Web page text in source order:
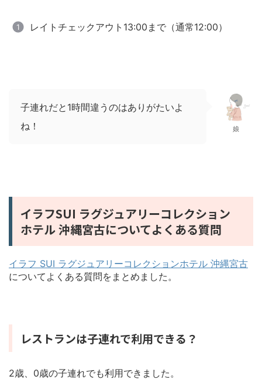
レイトチェックアウト13:00まで（通常12:00）
子連れだと1時間違うのはありがたいよ
ね！
娘
イラフSUI ラグジュアリーコレクション
ホテル 沖縄宮古についてよくある質問
イラフ SUI ラグジュアリーコレクションホテル 沖縄宮古
についてよくある質問をまとめました。
レストランは子連れで利用できる？
2歳、0歳の子連れでも利用できました。